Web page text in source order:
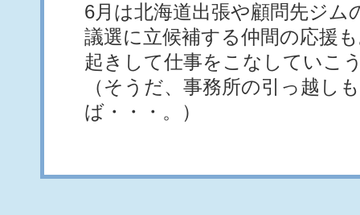
6月は北海道出張や顧問先ジム
議選に立候補する仲間の応援
起きして仕事をこなしていこ
（そうだ、事務所の引っ越し
ば・・・。）